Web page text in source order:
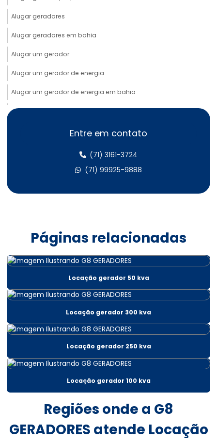
Alugar geradores
Alugar geradores em bahia
Alugar um gerador
Alugar um gerador de energia
Alugar um gerador de energia em bahia
Aluguel de cabos elétricos
Aluguel de cabos elétricos em bahia
Aluguel de gerador 100 kva em bahia
Aluguel gerador 150 kva preço
Aluguel gerador 180 kva
Aluguel gerador 180 kva em salvador
Aluguel de gerador 200 kva
Aluguel gerador 220v em salvador
Aluguel gerador 300 kva
Aluguel gerador 300 kva em salvador
Aluguel de gerador 400 kva
Entre em contato
(71) 3161-3724
(71) 99925-9888
Páginas relacionadas
Locação gerador 50 kva
Locação gerador 300 kva
Locação gerador 250 kva
Locação gerador 100 kva
Regiões onde a G8
GERADORES atende Locação